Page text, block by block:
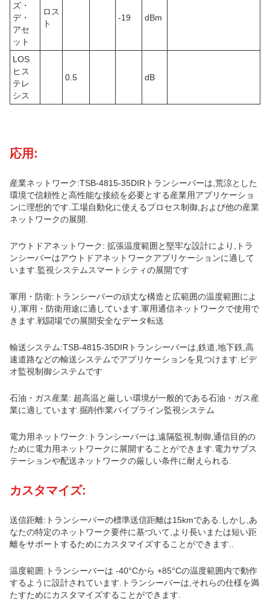
ズ・
デ・
アセ
ット
ロス
ト
-19 dBm
LOS
ヒス
テレ
シス
0.5 dB
応用:
産業ネットワーク:TSB-4815-35DIRトランシーバーは,荒涼とした
環境で信頼性と高性能な接続を必要とする産業用アプリケーショ
ンに理想的です.工場自動化に使えるプロセス制御,および他の産業
ネットワークの展開.
アウトドアネットワーク: 拡張温度範囲と堅牢な設計により,トラ
ンシーバーはアウトドアネットワークアプリケーションに適して
います.監視システムスマートシティの展開です
軍用・防衛:トランシーバーの頑丈な構造と広範囲の温度範囲によ
り,軍用・防衛用途に適しています.軍用通信ネットワークで使用で
きます.戦闘場での展開安全なデータ転送
輸送システム:TSB-4815-35DIRトランシーバーは,鉄道,地下鉄,高
速道路などの輸送システムでアプリケーションを見つけます.ビデ
オ監視制御システムです
石油・ガス産業: 超高温と厳しい環境が一般的である石油・ガス産
業に適しています.掘削作業パイプライン監視システム
電力用ネットワーク:トランシーバーは,遠隔監視,制御,通信目的の
ために電力用ネットワークに展開することができます.電力サブス
テーションや配送ネットワークの厳しい条件に耐えられる.
カスタマイズ:
送信距離:トランシーバーの標準送信距離は15kmである.しかし,あ
なたの特定のネットワーク要件に基づいて,より長いまたは短い距
離をサポートするためにカスタマイズすることができます..
温度範囲:トランシーバーは -40°Cから +85°Cの温度範囲内で動作
するように設計されています.トランシーバーは,それらの仕様を満
たすためにカスタマイズすることができます.